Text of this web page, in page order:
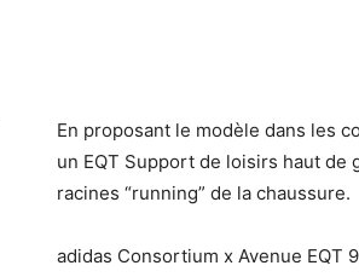
En proposant le modèle dans les
un EQT Support de loisirs haut
racines “running” de la chaussure.
adidas Consortium x Avenue EQT